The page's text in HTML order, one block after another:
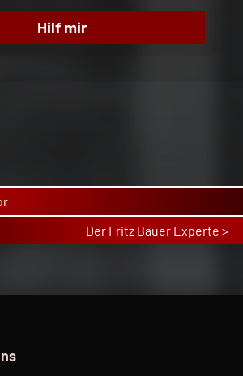
Hilf mir
Der Fritz Bauer Experte